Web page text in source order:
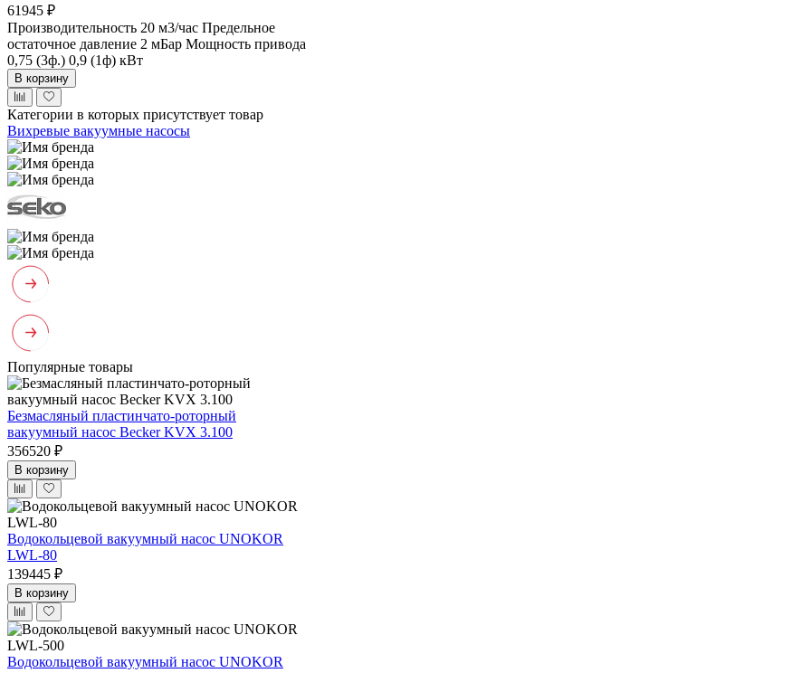
61945 ₽
Производительность 20 м3/час Предельное
остаточное давление 2 мБар Мощность привода
0,75 (3ф.) 0,9 (1ф) кВт
В корзину
Категории в которых присутствует товар
Вихревые вакуумные насосы
Популярные товары
Безмасляный пластинчато-роторный
вакуумный насос Becker KVX 3.100
356520 ₽
В корзину
Водокольцевой вакуумный насос UNOKOR
LWL-80
139445 ₽
В корзину
Водокольцевой вакуумный насос UNOKOR